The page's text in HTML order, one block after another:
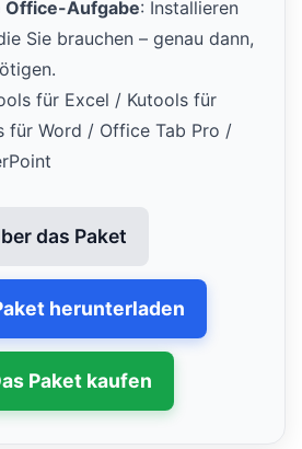
Office-Aufgabe: Installieren
Sie brauchen – genau dann,
für Excel / Kutools für
für Word / Office Tab Pro /
das Paket
herunterladen
Paket kaufen